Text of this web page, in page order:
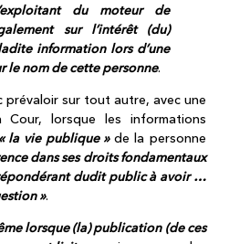
du moteur de
sur l’intérêt (du)
information lors d’une
le nom de cette personne.
prévaloir sur tout autre, avec une
Cour, lorsque les informations
« la vie publique » de la personne
dans ses droits fondamentaux
dudit public à avoir …
».
lorsque (la) publication (de ces